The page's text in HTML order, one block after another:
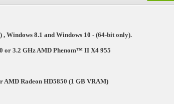
Windows 8.1 and Windows 10 - (64-bit only).
or 3.2 GHz AMD Phenom™ II X4 955
AMD Radeon HD5850 (1 GB VRAM)